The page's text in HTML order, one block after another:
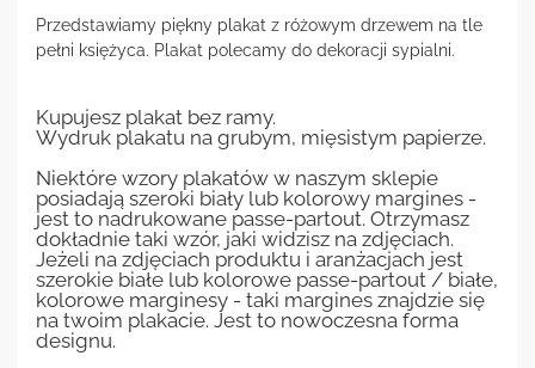
Przedstawiamy piękny plakat z różowym drzewem na tle
pełni księżyca. Plakat polecamy do dekoracji sypialni.
Kupujesz plakat bez ramy.
Wydruk plakatu na grubym, mięsistym papierze.
Niektóre wzory plakatów w naszym sklepie
posiadają szeroki biały lub kolorowy margines -
jest to nadrukowane passe-partout. Otrzymasz
dokładnie taki wzór, jaki widzisz na zdjęciach.
Jeżeli na zdjęciach produktu i aranżacjach jest
szerokie białe lub kolorowe passe-partout / białe,
kolorowe marginesy - taki margines znajdzie się
na twoim plakacie. Jest to nowoczesna forma
designu.